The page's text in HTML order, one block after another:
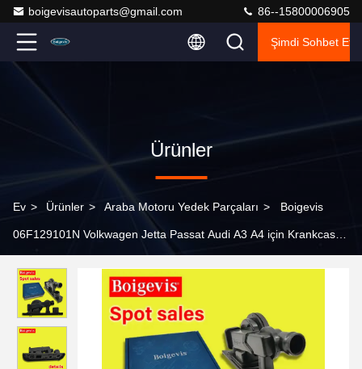
boigevisautoparts@gmail.com 86--15800006905
Şimdi Sohbet Et.
Ürünler
Ev > Ürünler > Araba Motoru Yedek Parçaları > Boigevis
06F129101N Volkwagen Jetta Passat Audi A3 A4 için Krankcase